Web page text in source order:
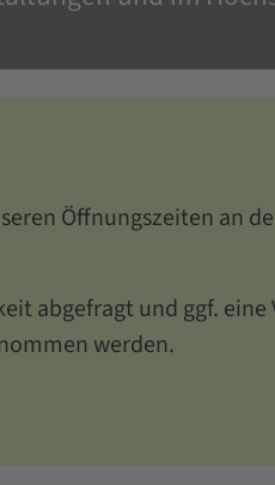
Öffnungszeiten an
abgefragt und ggf.
werden.